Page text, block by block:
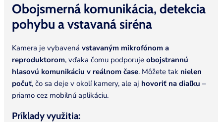
Obojsmerná komunikácia, detekcia
pohybu a vstavanásiréna
Kamera je vybavená vstavaným mikrofónom a
reproduktorom, vďaka čomu podporuje obojstrannú
hlasovú komunikáciu v reálnom čase. Môžete tak nielen
počuť, čo sa deje v okolí kamery, ale aj hovoriť na diaľku –
priamo cez mobilnú aplikáciu.
Príklady využitia: